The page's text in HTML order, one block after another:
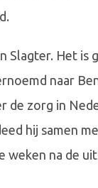
Slagter. Het is
naar
de zorg in
hij samen
weken na de